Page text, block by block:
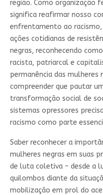
região. Como organização
significa reafirmar nosso
enfrentamento ao
ações cotidianas de
negras, reconhecendo
racista, patriarcal e
permanência das mulheres
compreender que pautar
transformação social de
sistemas opressores
racismo como parte
Saber reconhecer a
mulheres negras em suas
de luta coletiva – desde a
quilombos diante da
mobilização em prol do